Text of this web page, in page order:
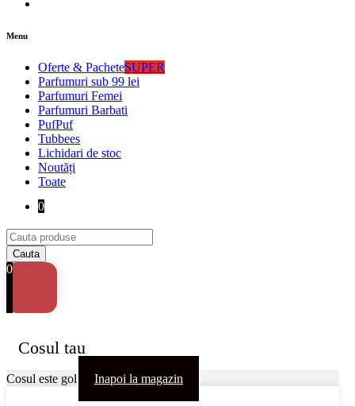
Menu
Oferte & PacheteSUPER
Parfumuri sub 99 lei
Parfumuri Femei
Parfumuri Barbati
PufPuf
Tubbees
Lichidari de stoc
Noutăți
Toate
0
0
Cosul tau
Cosul este gol Inapoi la magazin